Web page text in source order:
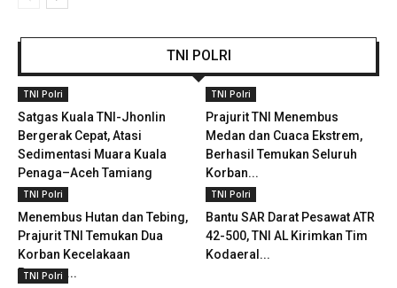
TNI POLRI
TNI Polri
Satgas Kuala TNI-Jhonlin
Bergerak Cepat, Atasi
Sedimentasi Muara Kuala
Penaga–Aceh Tamiang
TNI Polri
Prajurit TNI Menembus
Medan dan Cuaca Ekstrem,
Berhasil Temukan Seluruh
Korban...
TNI Polri
Menembus Hutan dan Tebing,
Prajurit TNI Temukan Dua
Korban Kecelakaan
Pesawat...
TNI Polri
Bantu SAR Darat Pesawat ATR
42-500, TNI AL Kirimkan Tim
Kodaeral...
TNI Polri